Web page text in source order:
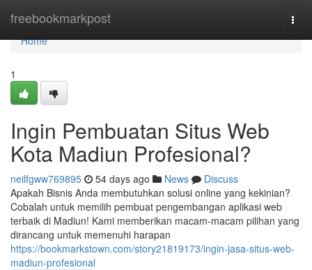
freebookmarkpost
Home
Home
1
Ingin Pembuatan Situs Web
Kota Madiun Profesional?
neilfgww769895 54 days ago News
Discuss
Apakah Bisnis Anda membutuhkan solusi online yang kekinian?
Cobalah untuk memilih pembuat pengembangan aplikasi web
terbaik di Madiun! Kami memberikan macam-macam pilihan yang
dirancang untuk memenuhi harapan
https://bookmarkstown.com/story21819173/ingin-jasa-situs-web-
madiun-profesional